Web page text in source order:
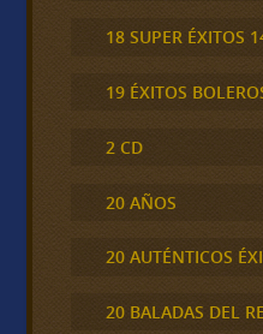
18 SUPER ÉXITOS
19 ÉXITOS
2 CD
20 AÑOS
20 AUTÉNTICOS
20 BALADAS DEL